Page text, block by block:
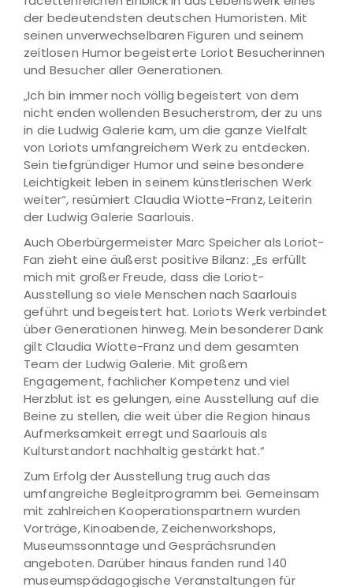
der bedeutendsten deutschen Humoristen. Mit
seinen unverwechselbaren Figuren und seinem
zeitlosen Humor begeisterte Loriot Besucherinnen
und Besucher aller Generationen.
„Ich bin immer noch völlig begeistert von dem
nicht enden wollenden Besucherstrom, der zu uns
in die Ludwig Galerie kam, um die ganze Vielfalt
von Loriots umfangreichem Werk zu entdecken.
Sein tiefgründiger Humor und seine besondere
Leichtigkeit leben in seinem künstlerischen Werk
weiter“, resümiert Claudia Wiotte-Franz, Leiterin
der Ludwig Galerie Saarlouis.
Auch Oberbürgermeister Marc Speicher als Loriot-
Fan zieht eine äußerst positive Bilanz: „Es erfüllt
mich mit großer Freude, dass die Loriot-
Ausstellung so viele Menschen nach Saarlouis
geführt und begeistert hat. Loriots Werk verbindet
über Generationen hinweg. Mein besonderer Dank
gilt Claudia Wiotte-Franz und dem gesamten
Team der Ludwig Galerie. Mit großem
Engagement, fachlicher Kompetenz und viel
Herzblut ist es gelungen, eine Ausstellung auf die
Beine zu stellen, die weit über die Region hinaus
Aufmerksamkeit erregt und Saarlouis als
Kulturstandort nachhaltig gestärkt hat.“
Zum Erfolg der Ausstellung trug auch das
umfangreiche Begleitprogramm bei. Gemeinsam
mit zahlreichen Kooperationspartnern wurden
Vorträge, Kinoabende, Zeichenworkshops,
Museumssonntage und Gesprächsrunden
angeboten. Darüber hinaus fanden rund 140
museumspädagogische Veranstaltungen für